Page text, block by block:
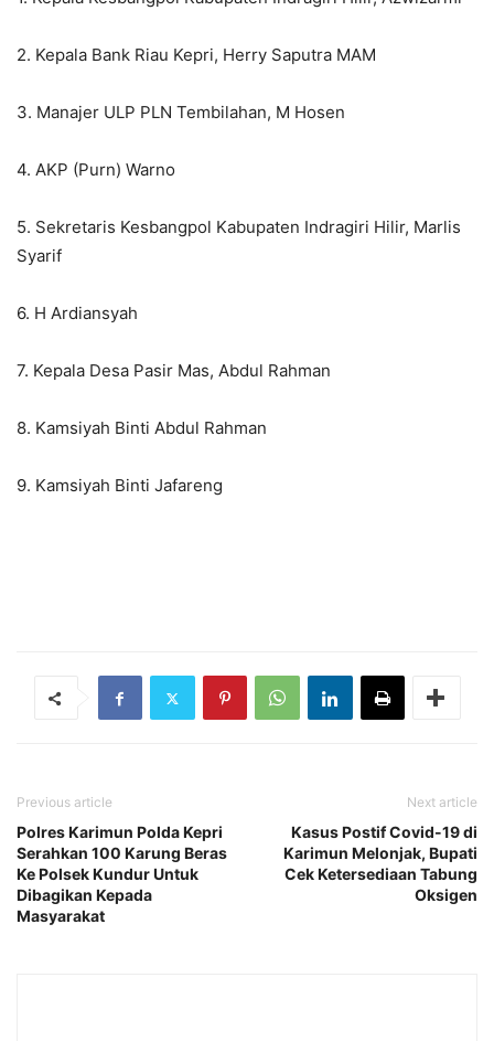
2. Kepala Bank Riau Kepri, Herry Saputra MAM
3. Manajer ULP PLN Tembilahan, M Hosen
4. AKP (Purn) Warno
5. Sekretaris Kesbangpol Kabupaten Indragiri Hilir, Marlis
Syarif
6. H Ardiansyah
7. Kepala Desa Pasir Mas, Abdul Rahman
8. Kamsiyah Binti Abdul Rahman
9. Kamsiyah Binti Jafareng
Previous article
Polres Karimun Polda Kepri
Serahkan 100 Karung Beras
Ke Polsek Kundur Untuk
Dibagikan Kepada
Masyarakat
Next article
Kasus Postif Covid-19 di
Karimun Melonjak, Bupati
Cek Ketersediaan Tabung
Oksigen